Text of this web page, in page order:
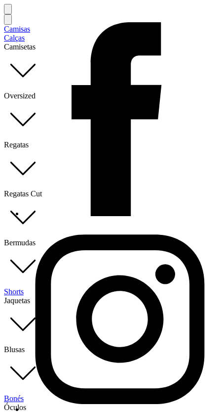
Camisas
Calças
Camisetas
Oversized
Regatas
Regatas Cut
Bermudas
Shorts
Jaquetas
Blusas
Bonés
Óculos